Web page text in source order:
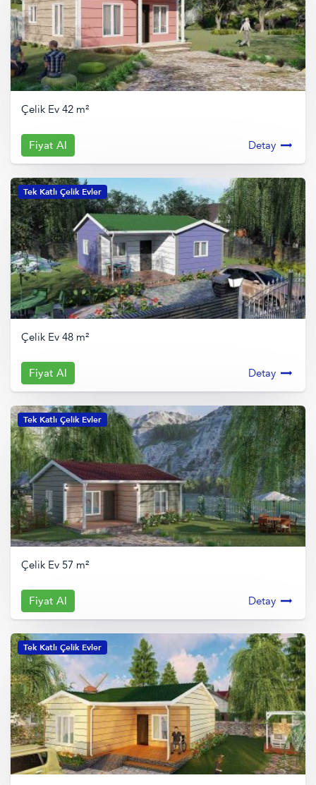
Çelik Ev 42 m²
Fiyat Al Detay
Tek Katlı Çelik Evler
Çelik Ev 48 m²
Fiyat Al Detay
Tek Katlı Çelik Evler
Çelik Ev 57 m²
Fiyat Al Detay
Tek Katlı Çelik Evler